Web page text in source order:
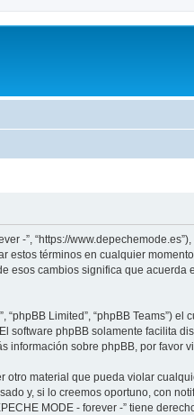
-”, “https://
estos términos en cualquier
esos cambios significa que
Limited”, “phpBB Teams”)
software phpBB solamente facilita
información sobre phpBB, por favor
material que pueda violar
y, si lo creemos oportuno, con
MODE - forever -” tiene